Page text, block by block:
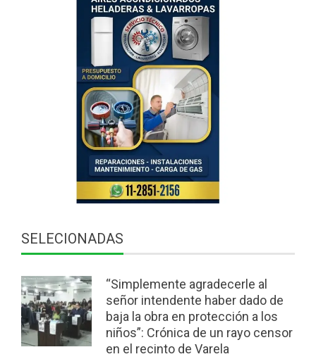
SELECIONADAS
“Simplemente agradecerle al
señor intendente haber dado de
baja la obra en protección a los
niños”: Crónica de un rayo censor
en el recinto de Varela